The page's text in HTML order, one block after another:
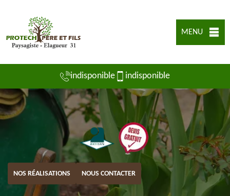
MENU
indisponible indisponible
NOS RÉALISATIONS NOUS CONTACTER